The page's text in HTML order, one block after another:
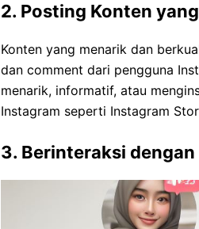
2. Posting Konten
Konten yang menarik dan
dan comment dari pengguna
menarik, informatif, atau
Instagram seperti Instagram
3. Berinteraksi dengan